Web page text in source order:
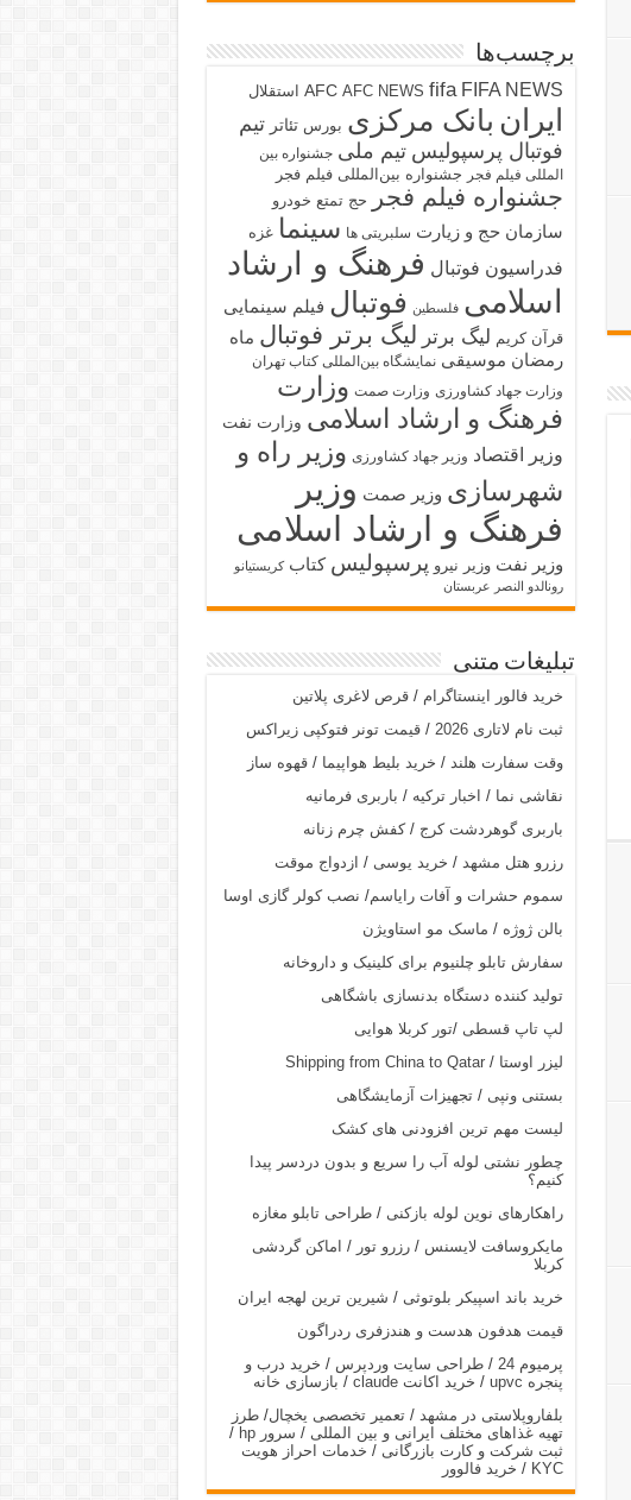
برچسب‌ها
AFC AFC NEWS fifa FIFA NEWS استقلال
ایران بانک مرکزی بورس تئاتر تیم
فوتبال پرسپولیس تیم ملی جشنواره بین
المللی فیلم فجر جشنواره بین‌المللی فیلم فجر
جشنواره فیلم فجر حج تمتع خودرو
سازمان حج و زیارت سلبریتی ها سینما غزه
فدراسیون فوتبال فرهنگ و ارشاد
اسلامی فلسطین فوتبال فیلم سینمایی
قرآن کریم لیگ برتر لیگ برتر فوتبال ماه
رمضان موسیقی نمایشگاه بین‌المللی کتاب تهران
وزارت جهاد کشاورزی وزارت صمت وزارت
فرهنگ و ارشاد اسلامی وزارت نفت
وزیر اقتصاد وزیر جهاد کشاورزی وزیر راه و
شهرسازی وزیر صمت وزیر
فرهنگ و ارشاد اسلامی
وزیر نفت وزیر نیرو پرسپولیس کتاب کریستیانو
رونالدو النصر عربستان
تبلیغات متنی
خرید فالور اینستاگرام / قرص لاغری پلاتین
ثبت نام لاتاری 2026
/ قیمت تونر فتوکپی زیراکس
وقت سفارت هلند / خرید بلیط هواپیما /قهوه ساز
نقاشی نما / اخبار ترکیه / باربری فرمانیه
باربری گوهردشت کرج /کفش چرم زنانه
رزرو هتل مشهد / خرید یوسی / ازدواج موقت
سموم حشرات و آفات رایاسم/ نصب کولر گازی اوسا
بالن ژوژه / ماسک مو استاویژن
سفارش تابلو چلنیوم برای کلینیک و داروخانه
تولید کننده دستگاه بدنسازی باشگاهی
لپ تاپ قسطی /تور کربلا هوایی
لیزر اوستا /
Shipping from China to Qatar
بستنی ونپی /تجهیزات آزمایشگاهی
لیست مهم ترین افزودنی‌ های کشک
چطور نشتی لوله آب را سریع و بدون دردسر پیدا
کنیم؟
راهکارهای نوین لوله بازکنی /طراحی تابلو مغازه
مایکروسافت لایسنس /رزرو تور / اماکن گردشی
کربلا
خرید باند اسپیکر بلوتوثی / شیرین ترین لهجه ایران
قیمت هدفون هدست و هندزفری ردراگون
پرمیوم 24
/طراحی سایت وردپرس / خرید درب و
پنجره upvc
/ خرید اکانت claude / بازسازی خانه
بلفاروپلاستی در مشهد /تعمیر تخصصی یخچال/طرز
تهیه غذاهای مختلف ایرانی و بین المللی / سرور hp
/
ثبت شرکت و کارت بازرگانی / خدمات احراز هویت
KYC
/ خرید فالوور